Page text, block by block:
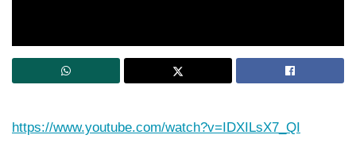
https://www.youtube.com/watch?v=IDXILsX7_QI